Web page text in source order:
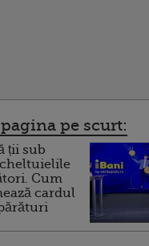
pe scurt:
ții sub
Cum
cardul